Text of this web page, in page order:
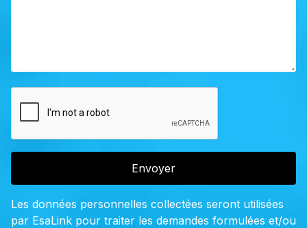
Envoyer
Les données personnelles collectées seront utilisées
par EsaLink pour traiter les demandes formulées et/ou